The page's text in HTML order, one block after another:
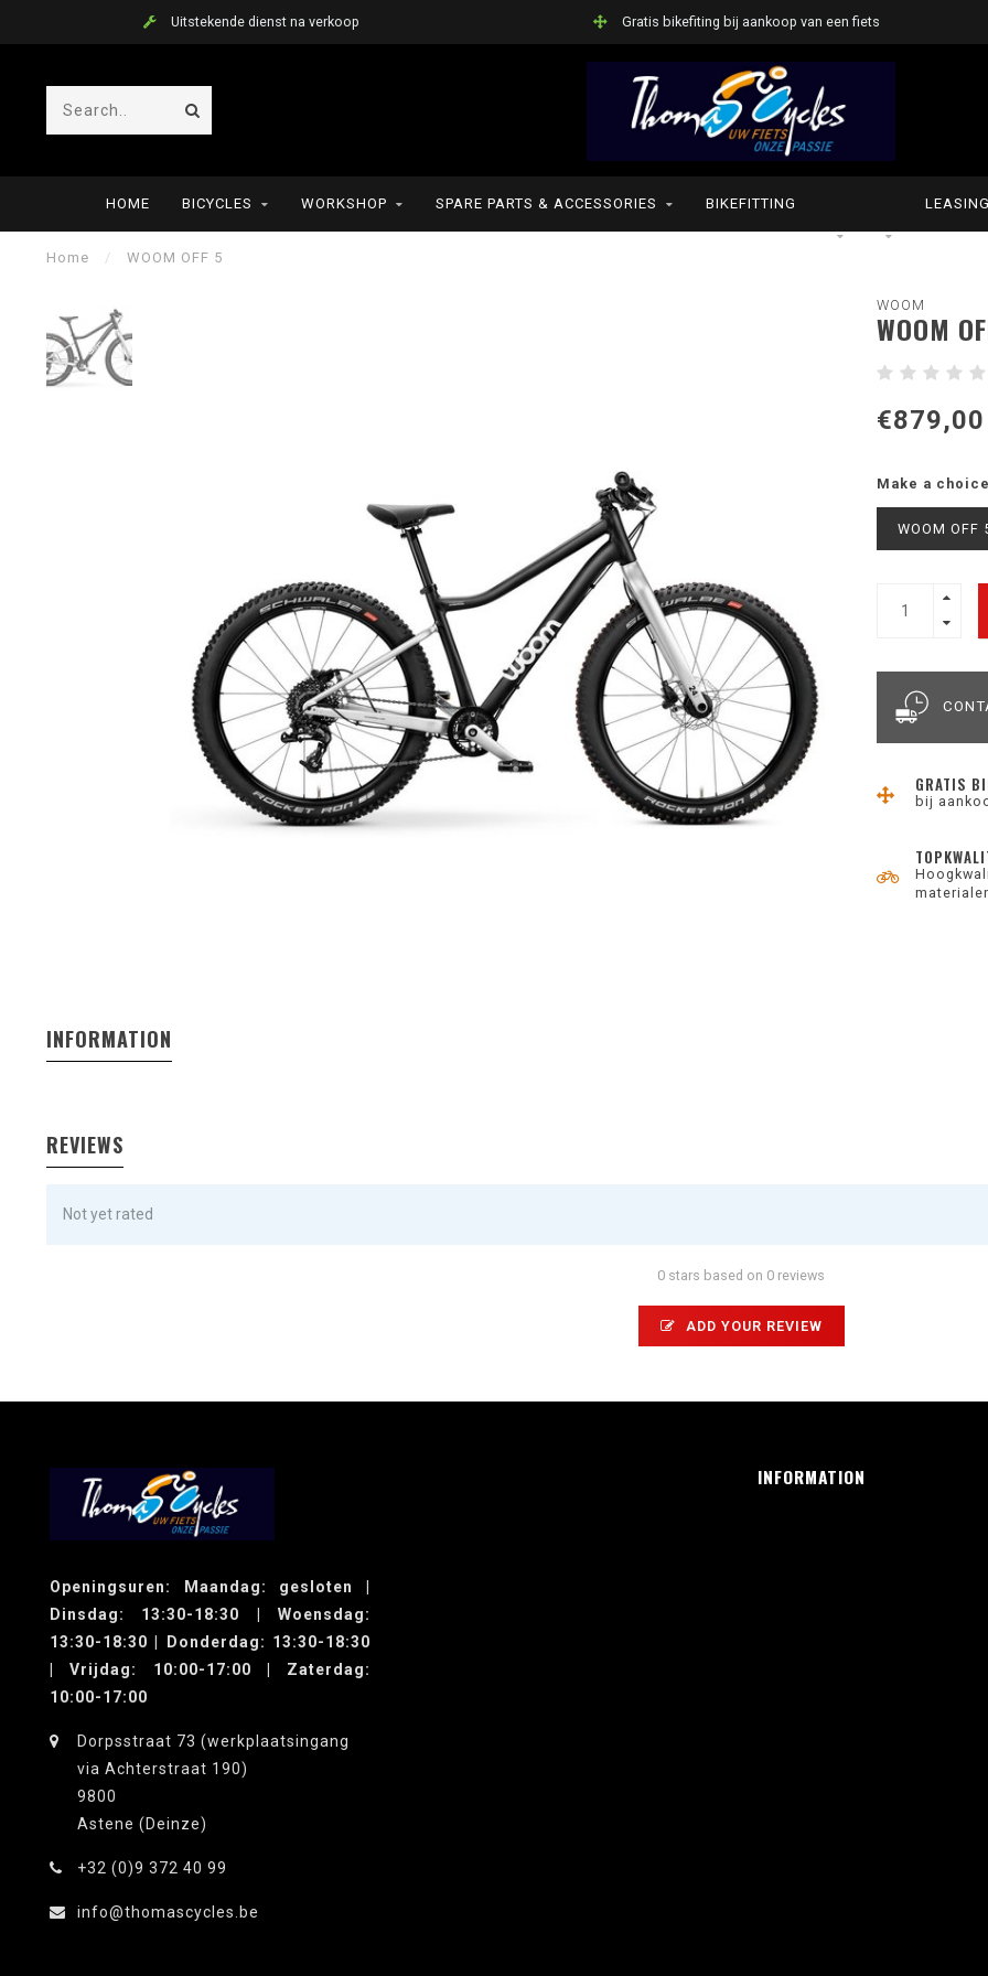
Uitstekende dienst na verkoop Gratis bikefiting bij aankoop van een fiets
HOME BICYCLES WORKSHOP SPARE PARTS & ACCESSORIES BIKEFITTING LEASING
Home / WOOM OFF 5
WOOM
WOOM
€879,00
Make a
WOOM OFF
GRATIS
bij
INFORMATION
REVIEWS
Not yet rated
0 stars based on 0 reviews
ADD YOUR REVIEW
Openingsuren: Maandag: gesloten |
Dinsdag: 13:30-18:30 | Woensdag:
13:30-18:30 | Donderdag: 13:30-18:30
| Vrijdag: 10:00-17:00 | Zaterdag:
10:00-17:00
Dorpsstraat 73 (werkplaatsingang
via Achterstraat 190)
9800
Astene (Deinze)
+32 (0)9 372 40 99
info@thomascycles.be
INFORMATION